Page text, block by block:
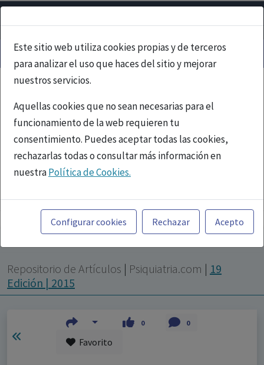
Este sitio web utiliza cookies propias y de terceros
para analizar el uso que haces del sitio y mejorar
nuestros servicios.
Aquellas cookies que no sean necesarias para el
funcionamiento de la web requieren tu
consentimiento. Puedes aceptar todas las cookies,
rechazarlas todas o consultar más información en
nuestraPolítica de Cookies.
Toda la información incluida en la Página Web está
referida a productos del mercado español y, por
tanto, dirigida a profesionales sanitarios legalmente
facultados para prescribir o dispensar medicamentos
con ejercicio profesional. La información técnica de los
fármacos se facilita a título meramente informativo,
siendo responsabilidad de los profesionales
facultados prescribir medicamentos y decidir, en cada
caso concreto, el tratamiento más adecuado a las
necesidades del paciente.
Configurar cookies Rechazar Acepto
Repositorio de Artículos | Psiquiatria.com | 19
Edición | 2015
0 0
Favorito